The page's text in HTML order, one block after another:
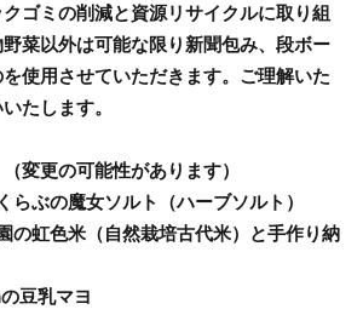
ゴミの削減と資源リサイクルに取り組
菜以外は可能な限り新聞包み、段ボー
使用させていただきます。ご理解いた
たします。
変更の可能性があります）
ぶの魔女ソルト（ハーブソルト）
虹色米（自然栽培古代米）と手作り納
豆乳マヨ